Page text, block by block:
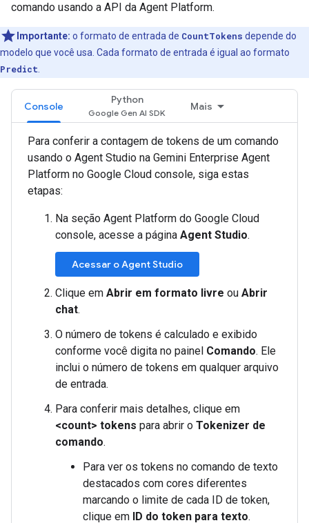
comando usando a API da Agent Platform.
Importante: o formato de entrada de CountTokens depende do
modelo que você usa. Cada formato de entrada é igual ao formato
Predict
Console
Python
Mais
Para conferir a contagem de tokens de um comando
usando o Agent Studio na Gemini Enterprise Agent
Platform no Google Cloud console, siga estas
etapas:
Na seção Agent Platform do Google Cloud
console, acesse a página Agent Studio.
Acessar o Agent Studio
Clique em Abrir em formato livre ou Abrir
chat.
O número de tokens é calculado e exibido
conforme você digita no painel Comando. Ele
inclui o número de tokens em qualquer arquivo
de entrada.
Para conferir mais detalhes, clique em
<count> tokens para abrir o Tokenizer de
comando.
Para ver os tokens no comando de texto
destacados com cores diferentes
marcando o limite de cada ID de token,
clique em ID do token para texto.